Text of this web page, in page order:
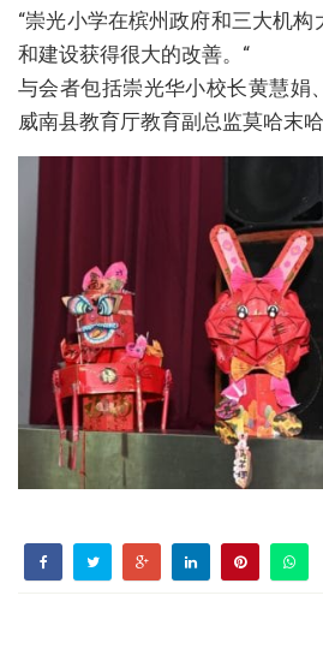
“崇光小学在槟州政府和三大机
和建设获得很大的改善。“
与会者包括崇光华小校长黄慧娟
威南县教育厅教育副总监莫哈末哈